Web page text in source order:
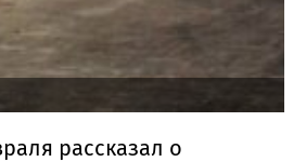
рассказал о